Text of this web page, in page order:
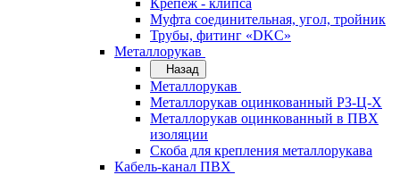
Крепеж - клипса
Муфта соединительная, угол, тройник
Трубы, фитинг «DKC»
Металлорукав
Назад
Металлорукав
Металлорукав оцинкованный РЗ-Ц-Х
Металлорукав оцинкованный в ПВХ
изоляции
Скоба для крепления металлорукава
Кабель-канал ПВХ